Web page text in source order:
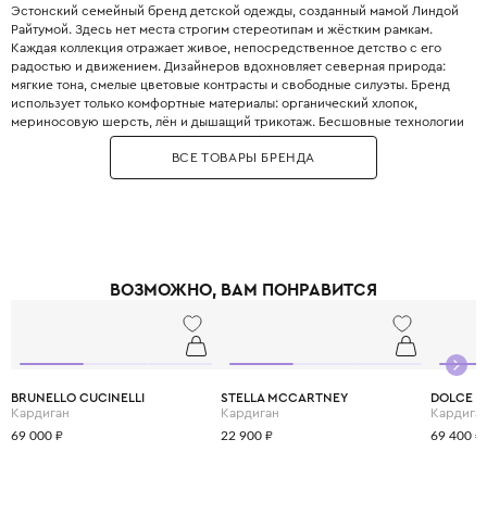
Эстонский семейный бренд детской одежды, созданный мамой Линдой
Райтумой. Здесь нет места строгим стереотипам и жёстким рамкам.
Каждая коллекция отражает живое, непосредственное детство с его
радостью и движением. Дизайнеров вдохновляет северная природа:
мягкие тона, смелые цветовые контрасты и свободные силуэты. Бренд
использует только комфортные материалы: органический хлопок,
мериносовую шерсть, лён и дышащий трикотаж. Бесшовные технологии
изготовления не раздражают нежную кожу даже во время активных игр.
Paade Mode следует принципам этичного производства и slow fashion.
Коллекции выпускаются ограниченными партиями. Эта одежда подходит
ВСЕ ТОВАРЫ БРЕНДА
ВОЗМОЖНО, ВАМ ПОНРАВИТСЯ
BRUNELLO CUCINELLI
Кардиган
69 000 ₽
STELLA MCCARTNEY
Кардиган
22 900 ₽
DOLCE
69 400 ₽